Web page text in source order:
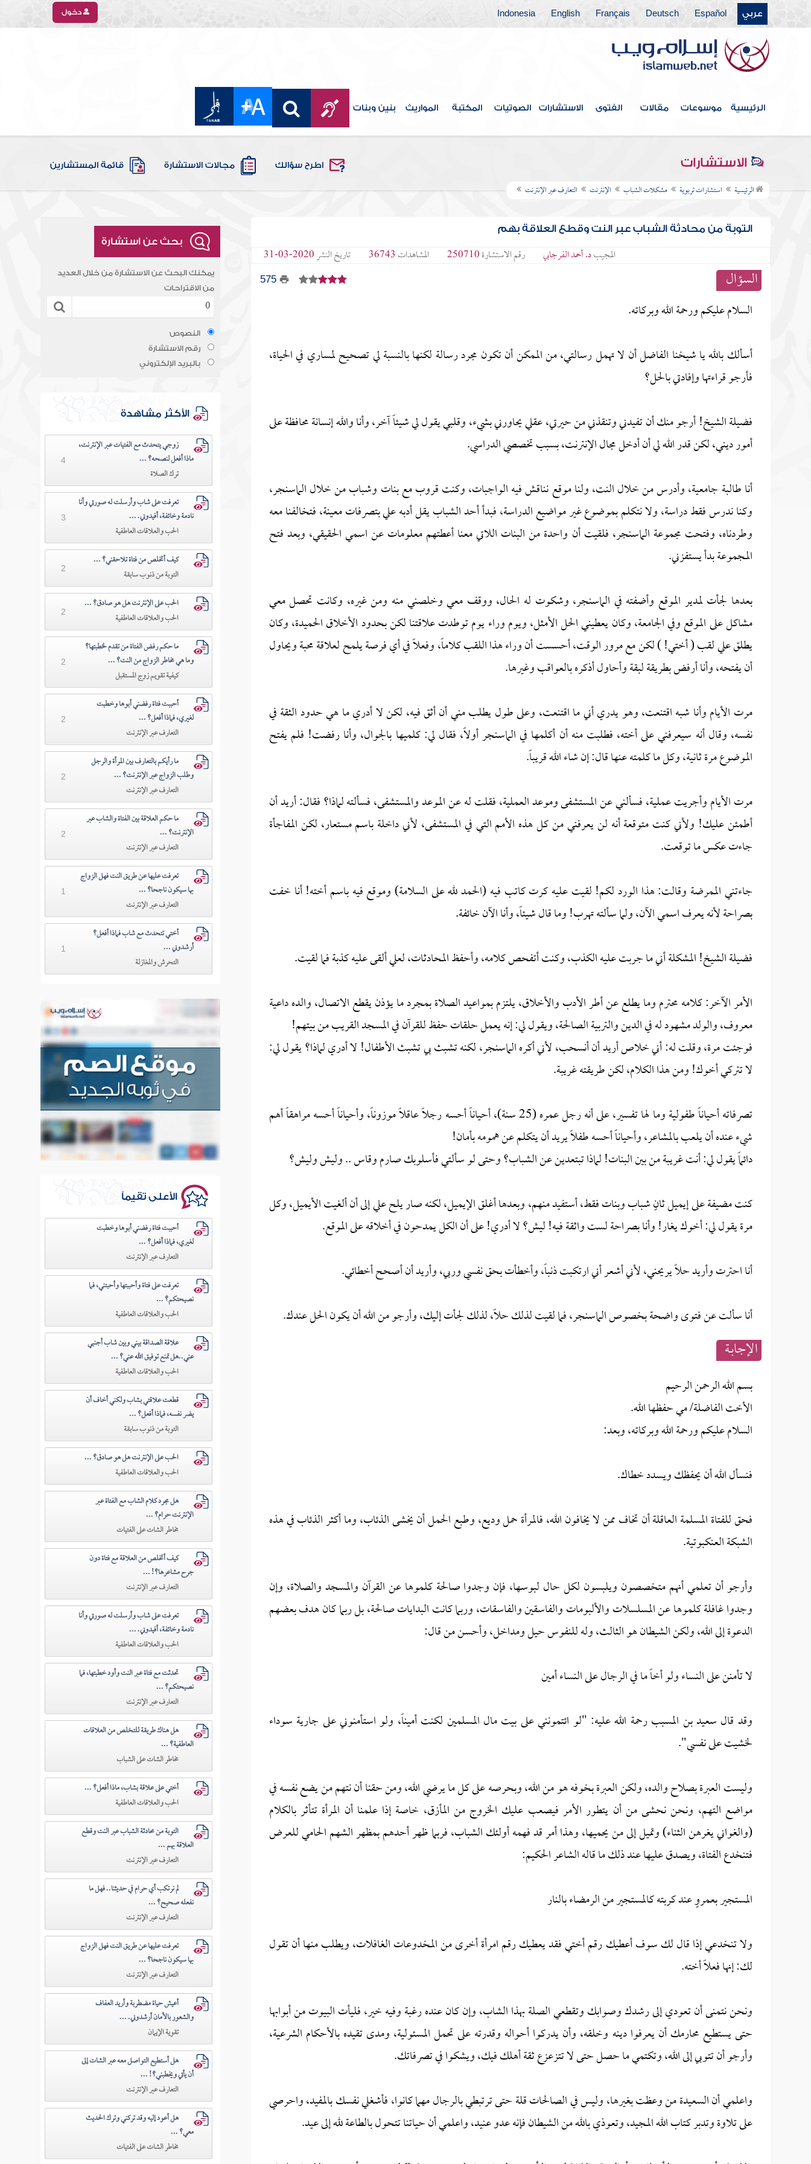
عربي Español
Deutsch
Français
English
Indonesia دخول
الرئيسية موسوعات مقالات الفتوى الاستشارات الصوتيات المكتبة المواريث بنين وبنات
الاستشارات اطرح سؤالك مجالات الاستشارة قائمة المستشارين
الرئيسية استشارات تربوية مشكلات الشباب الإنترنت التعارف عبر الإنترنت
التوبة من محادثة الشباب عبر النت وقطع العلاقة بهم
المجيبد. أحمد الفرجابي رقم الاستشارة250710 المشاهدات36743 تاريخ النشر2020-03-31
السؤال 575
السلام عليكم ورحمة الله وبركاته.
أسألك بالله يا شيخنا الفاضل أن لا تهمل رسالتي، من الممكن أن تكون مجرد رسالة لكنها بالنسبة لي تصحيح لمساري في الحياة،
فأرجو قراءتها وإفادتي بالحل؟
فضيلة الشيخ! أرجو منك أن تفيدني وتنقذني من حيرتي، عقلي يحاورني بشيء، وقلبي يقول لي شيئاً آخر، وأنا والله إنسانة محافظة على
أمور ديني، لكن قدر الله لي أن أدخل مجال الإنترنت، بسبب تخصصي الدراسي.
أنا طالبة جامعية، وأدرس من خلال النت، ولنا موقع نناقش فيه الواجبات، وكنت قروب مع بنات وشباب من خلال الماسنجر،
وكنا ندرس فقط دراسة، ولا نتكلم بموضوع غير مواضيع الدراسة، فبدأ أحد الشباب يقل أدبه علي بتصرفات معينة، فتخالفنا معه
وطردناه، وفتحت مجموعة الماسنجر، فلقيت أن واحدة من البنات اللاتي معنا أعطتهم معلومات عن اسمي الحقيقي، وبعد فتح
المجموعة بدأ يستفزني.
بعدها لجأت لمدير الموقع وأضفته في الماسنجر، وشكوت له الحال، ووقف معي وخلصني منه ومن غيره، وكانت تحصل معي
مشاكل على الموقع وفي الجامعة، وكان يعطيني الحل الأمثل، ويوم وراء يوم توطدت علاقتنا لكن بحدود الأخلاق الحميدة، وكان
يطلق علي لقب ( أختي! ) لكن مع مرور الوقت، أحسست أن وراء هذا اللقب كلاماً، وفعلاً في أي فرصة يلمح لعلاقة محبة ويحاول
أن يفتحه، وأنا أرفض بطريقة لبقة وأحاول أذكره بالعواقب وغيرها.
مرت الأيام وأنا شبه اقتنعت، وهو يدري أني ما اقتنعت، وعلى طول يطلب مني أن أثق فيه، لكن لا أدري ما هي حدود الثقة في
نفسه، وقال أنه سيعرفني على أخته، فطلبت منه أن أكلمها في الماسنجر أولاً، فقال لي: كلميها بالجوال، وأنا رفضت! فلم يفتح
الموضوع مرة ثانية، وكل ما كلمته عنها قال: إن شاء الله قريباً.
مرت الأيام وأجريت عملية، فسألني عن المستشفى وموعد العملية، فقلت له عن الموعد والمستشفى، فسألته لماذا؟ فقال: أريد أن
أطمئن عليك! ولأني كنت متوقعة أنه لن يعرفني من كل هذه الأمم التي في المستشفى، لأني داخلة باسم مستعار، لكن المفاجأة
جاءت عكس ما توقعت.
جاءتني الممرضة وقالت: هذا الورد لكم! لقيت عليه كرت كاتب فيه (الحمد لله على السلامة) وموقع فيه باسم أخته! أنا خفت
بصراحة لأنه يعرف اسمي الآن، ولما سألته تهرب! وما قال شيئاً، وأنا الآن خائفة.
فضيلة الشيخ! المشكلة أني ما جربت عليه الكذب، وكنت أتفحص كلامه، وأحفظ المحادثات، لعلي ألقى عليه كذبة فما لقيت.
الأمر الآخر: كلامه محترم وما يطلع عن أطر الأدب والأخلاق، يلتزم بمواعيد الصلاة بمجرد ما يؤذن يقطع الاتصال، والده داعية
معروف، والولد مشهود له في الدين والتربية الصالحة، ويقول لي: إنه يعمل حلقات حفظ للقرآن في المسجد القريب من بيتهم!
فوجئت مرة، وقلت له: أني خلاص أريد أن أنسحب، لأني أكره الماسنجر، لكنه تشبث بي تشبث الأطفال! لا أدري لماذا؟ يقول لي:
لا تتركي أخوك! ومن هذا الكلام، لكن طريقته غريبة.
تصرفاته أحياناً طفولية وما لها تفسير، على أنه رجل عمره (25 سنة)، أحياناً أحسه رجلاً عاقلاً موزوناً، وأحياناً أحسه مراهقاً أهم
شيء عنده أن يلعب بالمشاعر، وأحياناً أحسه طفلاً يريد أن يتكلم عن همومه بأمان!
دائماً يقول لي: أنت غريبة من بين البنات! لماذا تبتعدين عن الشباب؟ وحتى لو سألتي فأسلوبك صارم وقاس .. وليش وليش؟
كنت مضيفة على إيميل ثانٍ شباب وبنات فقط، أستفيد منهم، وبعدها أغلق الإيميل، لكنه صار يلح علي إلى أن ألغيت الأيميل، وكل
مرة يقول لي: أخوك يغار! وأنا بصراحة لست واثقة فيه! ليش؟ لا أدري! على أن الكل يمدحون في أخلاقه على الموقع.
أنا احترت وأريد حلاً يريحني، لأني أشعر أني ارتكبت ذنباً، وأخطأت بحق نفسي وربي، وأريد أن أصحح أخطائي.
أنا سألت عن فتوى واضحة بخصوص الماسنجر، فما لقيت لذلك حلاً، لذلك لجأت إليك، وأرجو من الله أن يكون الحل عندك.
الإجابــة
بسم الله الرحمن الرحيم
الأخت الفاضلة/ مي حفظها الله.
السلام عليكم ورحمة الله وبركاته، وبعد:
فنسأل الله أن يحفظك ويسدد خطاك.
فحق للفتاة المسلمة العاقلة أن تخاف ممن لا يخافون الله، فالمرأة حمل وديع، وطبع الحمل أن يخشى الذئاب، وما أكثر الذئاب في هذه
الشبكة العنكبوتية.
وأرجو أن تعلمي أنهم متخصصون ويلبسون لكل حال لبوسها، فإن وجدوا صالحة كلموها عن القرآن والمسجد والصلاة، وإن
وجدوا غافلة كلموها عن المسلسلات والألبومات والفاسقين والفاسقات، وربما كانت البدايات صالحة، بل ربما كان هدف بعضهم
الدعوة إلى الله، ولكن الشيطان هو الثالث، وله للنفوس حيل ومداخل، وأحسن من قال:
لا تأمنن على النساء ولو أخاً ما في الرجال على النساء أمين
وقد قال سعيد بن المسبب رحمة الله عليه: "لو ائتمونني على بيت مال المسلمين لكنت أميناً، ولو استأمنوني على جارية سوداء
لخشيت على نفسي".
وليست العبرة بصلاح والده، ولكن العبرة بخوفه هو من الله، وبحرصه على كل ما يرضي الله، ومن حقنا أن نتهم من يضع نفسه في
مواضع التهم، ونحن نحشى من أن يتطور الأمر فيصعب عليك الخروج من المأزق، خاصة إذا علمنا أن المرأة تتأثر بالكلام
(والغواني يغرهن الثناء) وتميل إلى من يحميها، وهذا أمر قد فهمه أولئك الشباب، فربما ظهر أحدهم بمظهر الشهم الحامي للعرض
فتنخدع الفتاة، ويصدق عليها عند ذلك ما قاله الشاعر الحكيم:
المستجير بعمروٍ عند كربته كالمستجير من الرمضاء بالنار
ولا تنخدعي إذا قال لك سوف أعطيك رقم أختي فقد يعطيك رقم امرأة أخرى من المخدوعات الغافلات، ويطلب منها أن تقول
لك: إنها فعلاً أخته.
ونحن نتمنى أن تعودي إلى رشدك وصوابك وتقطعي الصلة بهذا الشاب، وإن كان عنده رغبة وفيه خير، فليأت البيوت من أبوابها
حتى يستطيع محارمك أن يعرفوا دينه وخلقه، وأن يدركوا أحواله وقدرته على تحمل المسئولية، ومدى تقيده بالأحكام الشرعية،
وأرجو أن تتوبي إلى الله، وتكتمي ما حصل حتى لا تتزعزع ثقة أهلك فيك، ويشكوا في تصرفاتك.
واعلمي أن السعيدة من وعظت بغيرها، وليس في الصالحات قلة حتى ترتبطي بالرجال مهما كانوا، فأشغلي نفسك بالمفيد، واحرصي
على تلاوة وتدبر كتاب الله المجيد، وتعوذي بالله من الشيطان فإنه عدو عنيد، واعلمي أن حياتنا تتحول بالطاعة لله إلى عيد.
بحث عن استشارة
يمكنك البحث عن الاستشارة من خلال العديد
من الاقتراحات
النصوص
رقم الاستشارة
بالبريد الإلكتروني
الأكثر مشاهدة
زوجي يتحدث مع الفتيات عبر الإنترنت،
ماذا أفعل لنصحه؟ ...
ترك الصلاة
4
تعرفت على شاب وأرسلت له صورتي وأنا
نادمة وخائفة، أفيدوني. ...
الحب والعلاقات العاطفية
3
كيف أتخلص من فتاة تلاحقني؟ ...
التوبة من ذنوب سابقة
2
الحب على الإنترنت هل هو صادق؟ ...
الحب والعلاقات العاطفية
2
ما حكم رفض الفتاة من تقدم لخطبتها؟
وما هي مخاطر الزواج من النت؟ ...
كيفية تقويم زوج المستقبل
2
أحببت فتاة رفضني أبوها وخطبت
لغيري، فماذا أفعل؟ ...
التعارف عبر الإنترنت
2
ما رأيكم بالتعارف بين المرأة والرجل
وطلب الزواج عبر الإنترنت؟ ...
التعارف عبر الإنترنت
2
ما حكم العلاقة بين الفتاة والشاب عبر
الإنترنت؟ ...
التعارف عبر الإنترنت
2
تعرفت عليها عن طريق النت فهل الزواج
بها سيكون ناجحا؟ ...
التعارف عبر الإنترنت
1
أختي تتحدث مع شاب فماذا أفعل؟
أرشدوني ...
التحرش والمغازلة
1
الأعلى تقيماً
أحببت فتاة رفضني أبوها وخطبت
لغيري، فماذا أفعل؟ ...
التعارف عبر الإنترنت
تعرفت على فتاة وأحببتها وأحبتني، فما
نصيحتكم؟ ...
الحب والعلاقات العاطفية
علاقة الصداقة بيني وبين شاب أجنبي
عني..هل تمنع توفيق الله عني؟ ...
الحب والعلاقات العاطفية
قطعت علاقتي بشاب ولكني أخاف أن
يضر نفسه، فماذا أفعل؟ ...
التوبة من ذنوب سابقة
الحب على الإنترنت هل هو صادق؟ ...
الحب والعلاقات العاطفية
هل مجرد كلام الشاب مع الفتاة عبر
الإنترنت حرام؟ ...
مخاطر الشات على الفتيات
كيف أتخلص من العلاقة مع فتاة دون
جرح مشاعرها؟! ...
التعارف عبر الإنترنت
تعرفت على شاب وأرسلت له صورتي وأنا
نادمة وخائفة، أفيدوني. ...
الحب والعلاقات العاطفية
تحدثت مع فتاة عبر النت وأود خطبتها، فما
نصيحتكم؟ ...
التعارف عبر الإنترنت
هل هناك طريقة للتخلص من العلاقات
العاطفية؟ ...
مخاطر الشات على الشباب
أختي على علاقة بشاب، ماذا أفعل؟ ...
الحب والعلاقات العاطفية
التوبة من محادثة الشباب عبر النت وقطع
العلاقة بهم ...
التعارف عبر الإنترنت
لم نرتكب أي حرام في حديثنا.. فهل ما
نفعله صحيح؟ ...
التعارف عبر الإنترنت
تعرفت عليها عن طريق النت فهل الزواج
بها سيكون ناجحا؟ ...
التعارف عبر الإنترنت
أعيش حياة مضطربة وأريد العفاف
والشعور بالأمان أرشدوني. ...
تقوية الإيمان
هل أستطيع التواصل معه عبر الشات إلى
أن يأتي ويخطبني؟! ...
التعارف عبر الإنترنت
هل أعود إليه وقد تركني وترك الحديث
معي؟ ...
مخاطر الشات على الفتيات